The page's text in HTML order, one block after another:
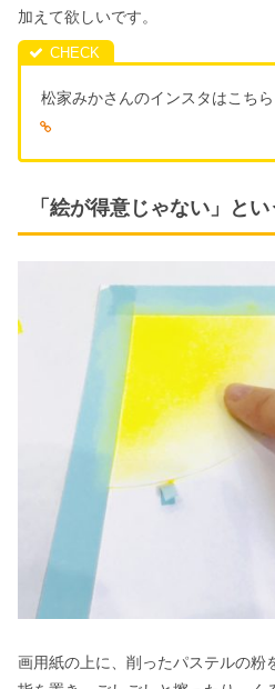
加えて欲しいです。
松家みかさんのインスタはこち
「絵が得意じゃない」とい
画用紙の上に、削ったパステルの粉